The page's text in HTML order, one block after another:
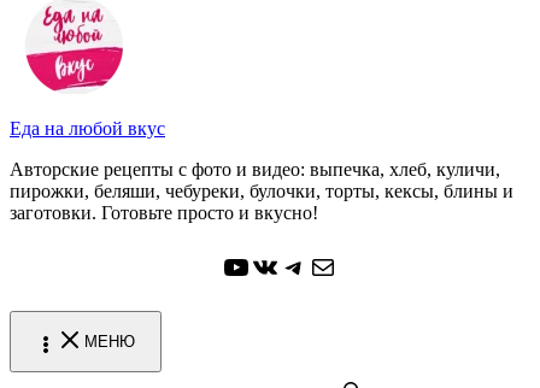
Еда на любой вкус
Авторские рецепты с фото и видео: выпечка, хлеб, куличи,
пирожки, беляши, чебуреки, булочки, торты, кексы, блины и
заготовки. Готовьте просто и вкусно!
YouTube
ВКонтакте
Telegram
Почта
МЕНЮ